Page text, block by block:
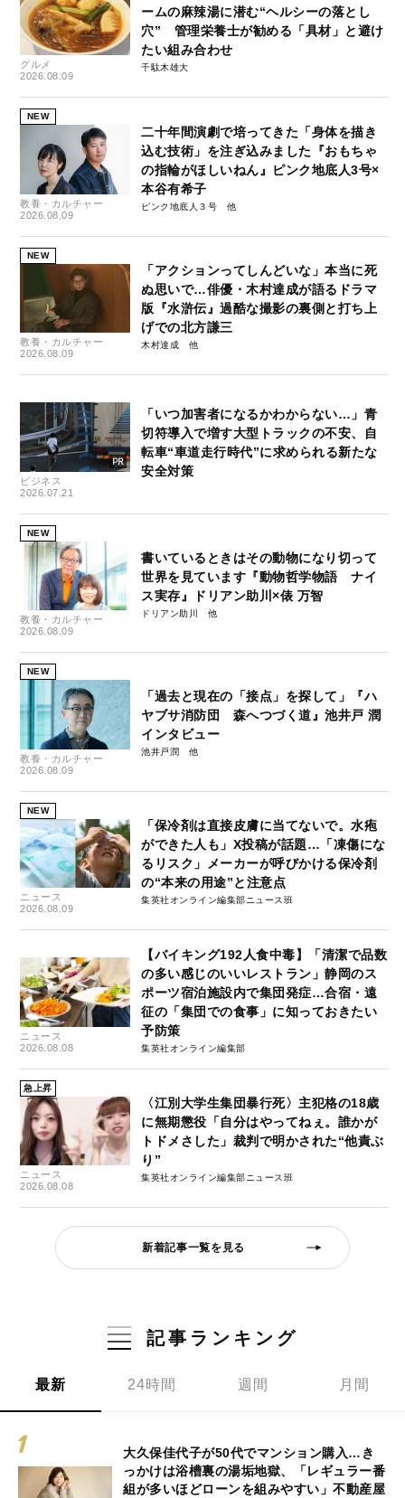
グルメ
2026.08.09
ームの麻辣湯に潜む“ヘルシーの落とし
穴” 管理栄養士が勧める「具材」と避け
たい組み合わせ
千駄木雄大
NEW
教養・カルチャー
2026.08.09
二十年間演劇で培ってきた「身体を描き
込む技術」を注ぎ込みました『おもちゃ
の指輪がほしいねん』ピンク地底人3号×
本谷有希子
ピンク地底人３号
NEW
教養・カルチャー
2026.08.09
「アクションってしんどいな」本当に死
ぬ思いで…俳優・木村達成が語るドラマ
版『水滸伝』過酷な撮影の裏側と打ち上
げでの北方謙三
木村達成
ビジネス
2026.07.21
「いつ加害者になるかわからない…」青
切符導入で増す大型トラックの不安、自
転車“車道走行時代”に求められる新たな
安全対策
NEW
教養・カルチャー
2026.08.09
書いているときはその動物になり切って
世界を見ています『動物哲学物語 ナイ
ス実存』ドリアン助川×俵 万智
ドリアン助川
NEW
教養・カルチャー
2026.08.09
「過去と現在の「接点」を探して」『ハ
ヤブサ消防団 森へつづく道』池井戸 潤
インタビュー
池井戸潤
NEW
ニュース
2026.08.09
「保冷剤は直接皮膚に当てないで。水疱
ができた人も」X投稿が話題…「凍傷にな
るリスク」メーカーが呼びかける保冷剤
の“本来の用途”と注意点
集英社オンライン編集部ニュース班
ニュース
2026.08.08
【バイキング192人食中毒】「清潔で品数
の多い感じのいいレストラン」静岡のス
ポーツ宿泊施設内で集団発症…合宿・遠
征の「集団での食事」に知っておきたい
予防策
集英社オンライン編集部
急上昇
ニュース
2026.08.08
〈江別大学生集団暴行死〉主犯格の18歳
に無期懲役「自分はやってねぇ。誰かが
トドメさした」裁判で明かされた“他責ぶ
り”
集英社オンライン編集部ニュース班
新着記事一覧を見る
記事ランキング
最新 24時間 週間 月間
大久保佳代子が50代でマンション購入…き
っかけは浴槽裏の湯垢地獄、「レギュラー番
組が多いほどローンを組みやすい」不動産屋